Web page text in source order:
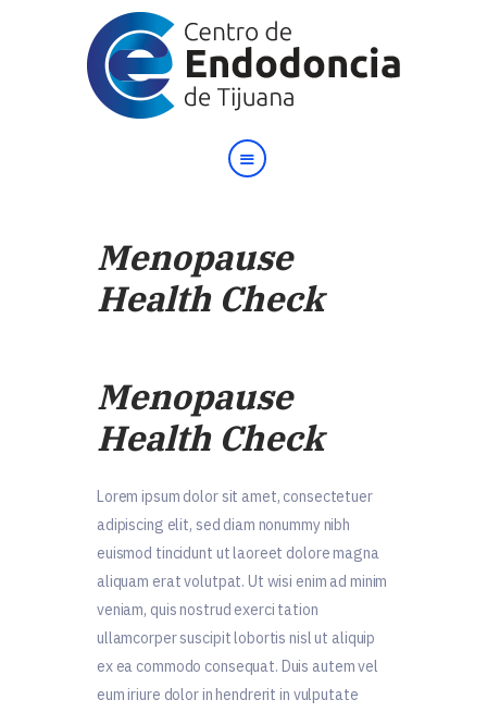
Nosotros
Testimonios
Contacto
Menopause
Health Check
Menopause
Health Check
Lorem ipsum dolor sit amet, consectetuer
adipiscing elit, sed diam nonummy nibh
euismod tincidunt ut laoreet dolore magna
aliquam erat volutpat. Ut wisi enim ad minim
veniam, quis nostrud exerci tation
ullamcorper suscipit lobortis nisl ut aliquip
ex ea commodo consequat. Duis autem vel
eum iriure dolor in hendrerit in vulputate